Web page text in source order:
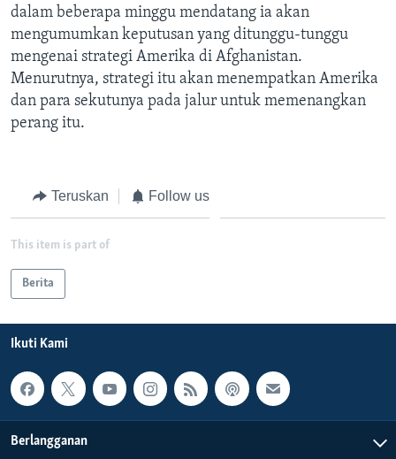
dalam beberapa minggu mendatang ia akan
mengumumkan keputusan yang ditunggu-tunggu
mengenai strategi Amerika di Afghanistan.
Menurutnya, strategi itu akan menempatkan Amerika
dan para sekutunya pada jalur untuk memenangkan
perang itu.
Teruskan Follow us
This item is part of
Berita
Ikuti Kami
Berlangganan